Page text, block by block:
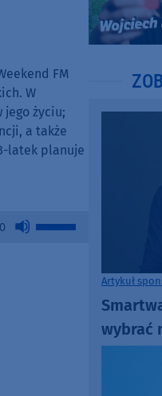
FM
W
jego życiu;
a także
latek planuje
Use
Artykuł
wybrać